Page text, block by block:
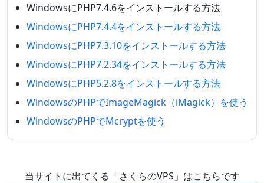
WindowsにPHP7.4.6をインストールする方法
WindowsにPHP7.4.4をインストールする方法
WindowsにPHP7.3.10をインストールする方法
WindowsにPHP7.2.34をインストールする方法
WindowsにPHP5.2.8をインストールする方法
WindowsのPHPでImageMagick（iMagick）を使う
WindowsのPHPでMcryptを使う
当サイトに出てくる「さくらのVPS」はこちらです